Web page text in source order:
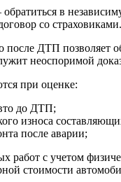
в
со страховиками.
после ДТП позволяет
неоспоримой
при оценке:
до ДТП;
износа
после аварии;
работ с учетом
стоимости